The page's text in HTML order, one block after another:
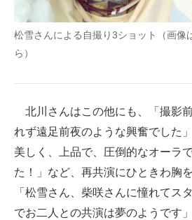
松雪さんによる自撮り3ショット（画像
ら）
北川さんはこの他にも、「撮影
れず遠足前夜のような興奮でした
美しく、上品で、圧倒的なオーラ
た！」など、再共演にひときわ胸
「松雪さん、柴咲さんに憧れてス
でお二人との共演は夢のようです